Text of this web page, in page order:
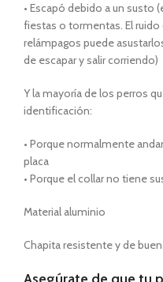
• Escapó debido a un susto
fiestas o tormentas. El
relámpagos puede
de escapar y salir corriendo)
Y la mayoría de los perros
identificación:
• Porque normalmente
placa
• Porque el collar no tiene
Material aluminio
Chapita resistente y de